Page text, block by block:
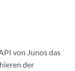
von Junos das
der